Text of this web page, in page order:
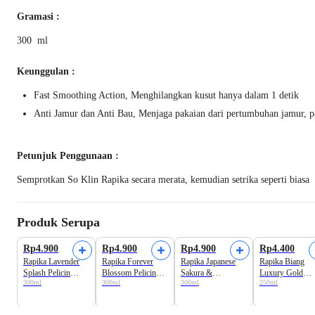
Gramasi :
300 ml
Keunggulan :
Fast Smoothing Action, Menghilangkan kusut hanya dalam 1 detik
Anti Jamur dan Anti Bau, Menjaga pakaian dari pertumbuhan jamur,
Petunjuk Penggunaan :
Semprotkan So Klin Rapika secara merata, kemudian setrika seperti biasa
Produk Serupa
Rp4.900
Rapika Lavender
Splash Pelicin
Pakaian 300 ml
300ml
Rp4.900
Rapika Forever
Blossom Pelicin
Pakaian
300ml
Rp4.900
Rapika Japanese
Sakura &
Strawberry Pelicin
300ml
Rp4.400
Rapika Biang
Luxury Gold
Pelicin Pakaian
250ml